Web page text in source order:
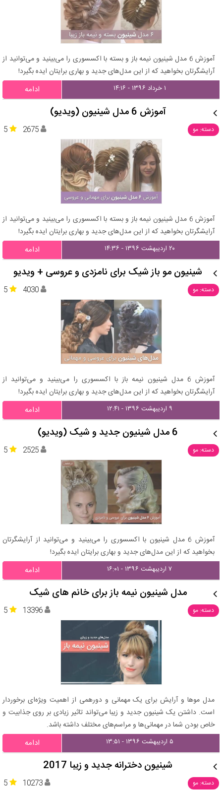
آموزش 6 مدل شینیون نیمه باز و بسته با اکسسوری را می‌بینید و می‌توانید از
آرایشگرتان بخواهید که از این مدل‌های جدید و بهاری برایتان ایده بگیرد!
۱ خرداد ۱۳۹۶ - ۱۴:۱۶ ادامه
آموزش 6 مدل شینیون (ویدیو)
دسته: مو 5 2675
آموزش 6 مدل شینیون نیمه باز و بسته با اکسسوری را می‌بینید و می‌توانید از
آرایشگرتان بخواهید که از این مدل‌های جدید و بهاری برایتان ایده بگیرد!
۲۰ اردیبهشت ۱۳۹۶ - ۱۴:۳۶ ادامه
شینیون مو باز شیک برای نامزدی و عروسی + ویدیو
دسته: مو 5 4030
آموزش 6 مدل شینیون نیمه باز با اکسسوری را می‌بینید و می‌توانید از
آرایشگرتان بخواهید که از این مدل‌های جدید و بهاری برایتان ایده بگیرد!
۹ اردیبهشت ۱۳۹۶ - ۱۲:۴۱ ادامه
6 مدل شینیون جدید و شیک (ویدیو)
دسته: مو 5 2525
آموزش 6 مدل شینیون با اکسسوری را می‌بینید و می‌توانید از آرایشگرتان
بخواهید که از این مدل‌های جدید و بهاری برایتان ایده بگیرد!
۷ اردیبهشت ۱۳۹۶ - ۱۶:۰۱ ادامه
مدل شینیون نیمه باز برای خانم های شیک
دسته: مو 5 13396
مدل موها و آرایش برای یک مهمانی و دورهمی از اهمیت ویژه‌ای برخوردار
است. داشتن یک شینیون جدید و زیبا می‌تواند تاثیر زیادی بر روی جذابیت و
خاص بودن شما در مهمانی‌ها و مراسم‌های مختلف داشته باشد.
۵ اردیبهشت ۱۳۹۶ - ۱۳:۵۱ ادامه
شینیون دخترانه جدید و زیبا 2017
دسته: مو 5 10273